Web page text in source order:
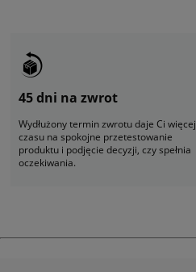
45 dni na zwrot
Wydłużony termin zwrotu daje Ci więcej
czasu na spokojne przetestowanie
produktu i podjęcie decyzji, czy spełnia
oczekiwania.